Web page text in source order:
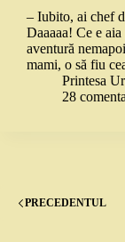
– Iubito, ai chef
Daaaaa! Ce e
aventură
mami, o să fiu
Printesa
28
PRECEDENTUL